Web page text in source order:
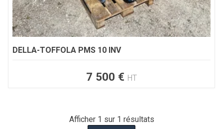
DELLA-TOFFOLA PMS 10 INV
7 500 € HT
Afficher 1 sur 1 résultats